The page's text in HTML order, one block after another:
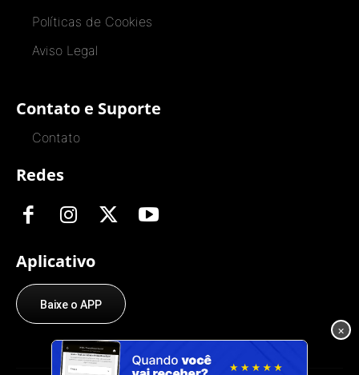
Políticas de Cookies
Aviso Legal
Contato e Suporte
Contato
Redes
Aplicativo
Baixe o APP
×